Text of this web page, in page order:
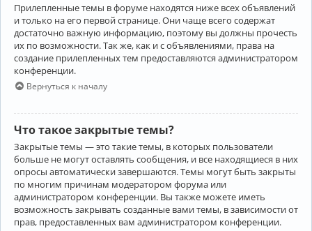
Прилепленные темы в форуме находятся ниже всех объявлений
и только на его первой странице. Они чаще всего содержат
достаточно важную информацию, поэтому вы должны прочесть
их по возможности. Так же, как и с объявлениями, права на
создание прилепленных тем предоставляются администратором
конференции.
Вернуться к началу
Что такое закрытые темы?
Закрытые темы — это такие темы, в которых пользователи
больше не могут оставлять сообщения, и все находящиеся в них
опросы автоматически завершаются. Темы могут быть закрыты
по многим причинам модератором форума или
администратором конференции. Вы также можете иметь
возможность закрывать созданные вами темы, в зависимости от
прав, предоставленных вам администратором конференции.